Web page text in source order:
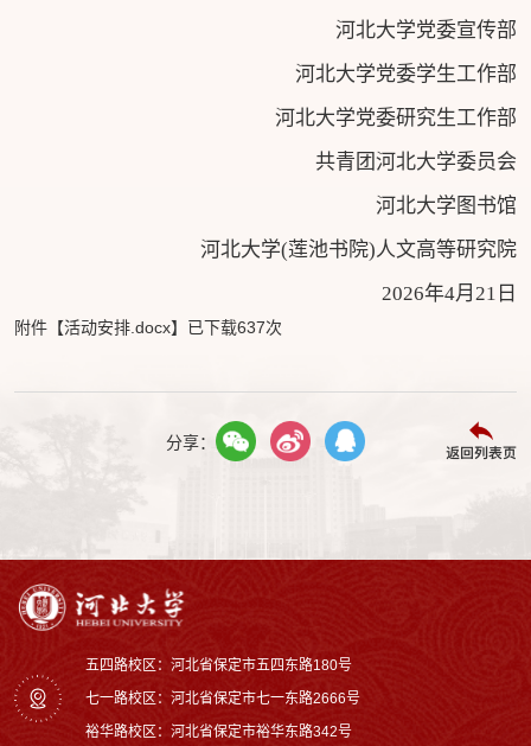
河北大学党委宣传部
河北大学党委学生工作部
河北大学党委研究生工作部
共青团河北大学委员会
河北大学图书馆
河北大学(莲池书院)人文高等研究院
2026年4月21日
附件【活动安排.docx】已下载637次
分享： 返回列表页
五四路校区：河北省保定市五四东路180号
七一路校区：‌河北省保定市七一东路2666号
裕华路校区‌：河北省保定市裕华东路342号